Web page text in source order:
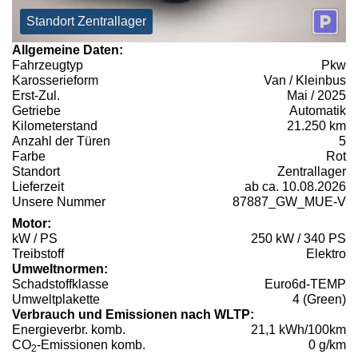
Standort Zentrallager
Allgemeine Daten:
Fahrzeugtyp
Pkw
Karosserieform
Van / Kleinbus
Erst-Zul.
Mai / 2025
Getriebe
Automatik
Kilometerstand
21.250 km
Anzahl der Türen
5
Farbe
Rot
Standort
Zentrallager
Lieferzeit
ab ca. 10.08.2026
Unsere Nummer
87887_GW_MUE-V
Motor:
kW / PS
250 kW / 340 PS
Treibstoff
Elektro
Umweltnormen:
Schadstoffklasse
Euro6d-TEMP
Umweltplakette
4 (Green)
Verbrauch und Emissionen nach WLTP:
Energieverbr. komb.
21,1 kWh/100km
CO2-Emissionen komb.
0 g/km